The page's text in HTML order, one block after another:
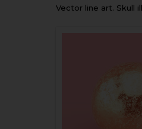
Vector line art. Skull illustration. Polygonal network